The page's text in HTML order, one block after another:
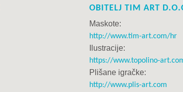
OBITELJ TIM ART
Maskote:
http://www.tim-art.com/hr
Ilustracije:
https://www.topolino-
Plišane igračke:
http://www.plis-art.com